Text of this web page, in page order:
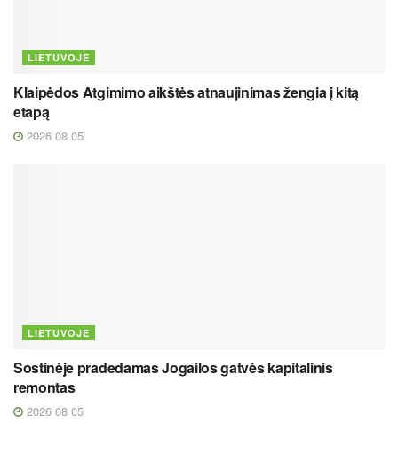
LIETUVOJE
Klaipėdos Atgimimo aikštės atnaujinimas žengia į kitą
etapą
2026 08 05
LIETUVOJE
Sostinėje pradedamas Jogailos gatvės kapitalinis
remontas
2026 08 05